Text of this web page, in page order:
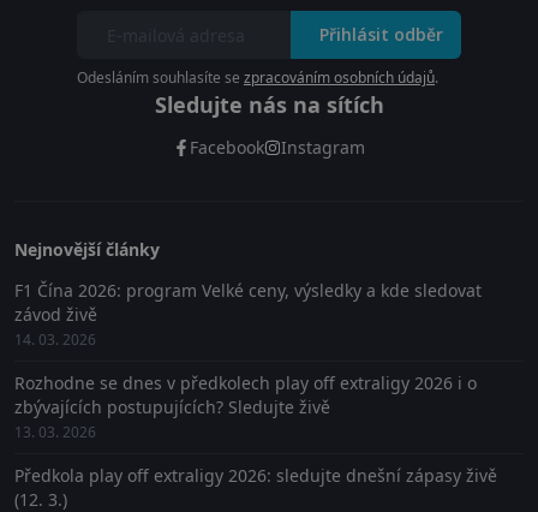
Přihlásit odběr
Odesláním souhlasíte se zpracováním osobních údajů.
Sledujte nás na sítích
Facebook Instagram
Nejnovější články
F1 Čína 2026: program Velké ceny, výsledky a kde sledovat
závod živě
14. 03. 2026
Rozhodne se dnes v předkolech play off extraligy 2026 i o
zbývajících postupujících? Sledujte živě
13. 03. 2026
Předkola play off extraligy 2026: sledujte dnešní zápasy živě
(12. 3.)